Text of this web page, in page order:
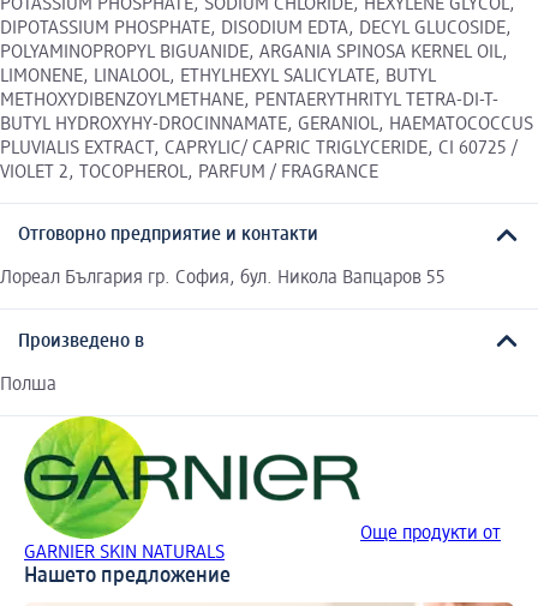
POTASSIUM PHOSPHATE, SODIUM CHLORIDE, HEXYLENE GLYCOL,
DIPOTASSIUM PHOSPHATE, DISODIUM EDTA, DECYL GLUCOSIDE,
POLYAMINOPROPYL BIGUANIDE, ARGANIA SPINOSA KERNEL OIL,
LIMONENE, LINALOOL, ETHYLHEXYL SALICYLATE, BUTYL
METHOXYDIBENZOYLMETHANE, PENTAERYTHRITYL TETRA-DI-T-
BUTYL HYDROXYHY-DROCINNAMATE, GERANIOL, HAEMATOCOCCUS
PLUVIALIS EXTRACT, CAPRYLIC/ CAPRIC TRIGLYCERIDE, CI 60725 /
VIOLET 2, TOCOPHEROL, PARFUM / FRAGRANCE
Отговорно предприятие и контакти
Лореал България гр. София, бул. Никола Вапцаров 55
Произведено в
Полша
Още продукти от
GARNIER SKIN NATURALS
Нашето предложение